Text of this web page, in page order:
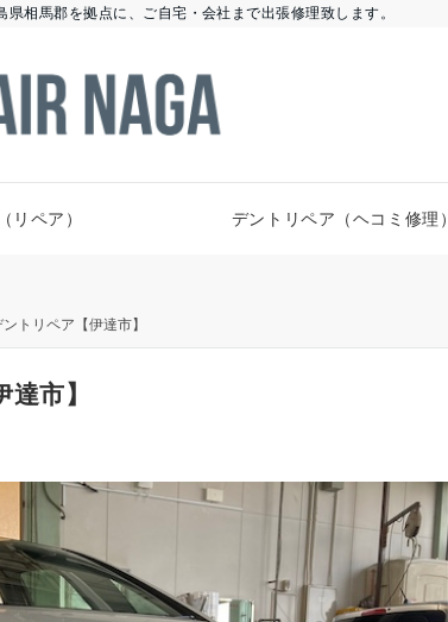
相馬郡を拠点に、ご自宅・会社まで出張修理致します。
リペア） デントリペア（ヘコミ修理）
トリペア【伊達市】
市】